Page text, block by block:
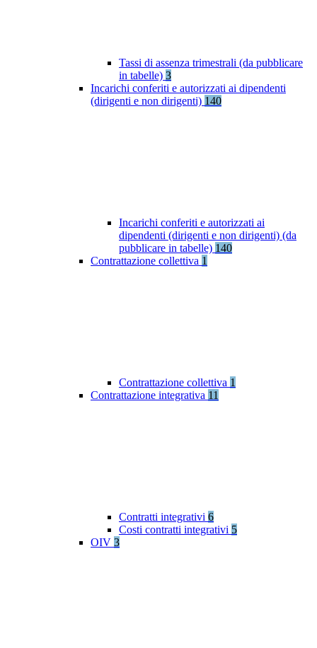
Tassi di assenza trimestrali (da pubblicare
in tabelle) 3
Incarichi conferiti e autorizzati ai dipendenti
(dirigenti e non dirigenti) 140
Incarichi conferiti e autorizzati ai
dipendenti (dirigenti e non dirigenti) (da
pubblicare in tabelle) 140
Contrattazione collettiva 1
Contrattazione collettiva 1
Contrattazione integrativa 11
Contratti integrativi 6
Costi contratti integrativi 5
OIV 3